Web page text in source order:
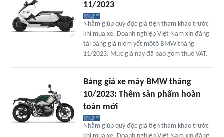
11/2023
Nhằm giúp quý độc giả tiện tham khảo trước
khi mua xe, Doanh nghiệp Việt Nam xin đăng
tải bảng giá niêm yết môtô BMW tháng
11/2023. Mức giá này đã bao gồm thuế VAT.
Bảng giá xe máy BMW tháng
10/2023: Thêm sản phẩm hoàn
toàn mới
Nhằm giúp quý độc giả tiện tham khảo trước